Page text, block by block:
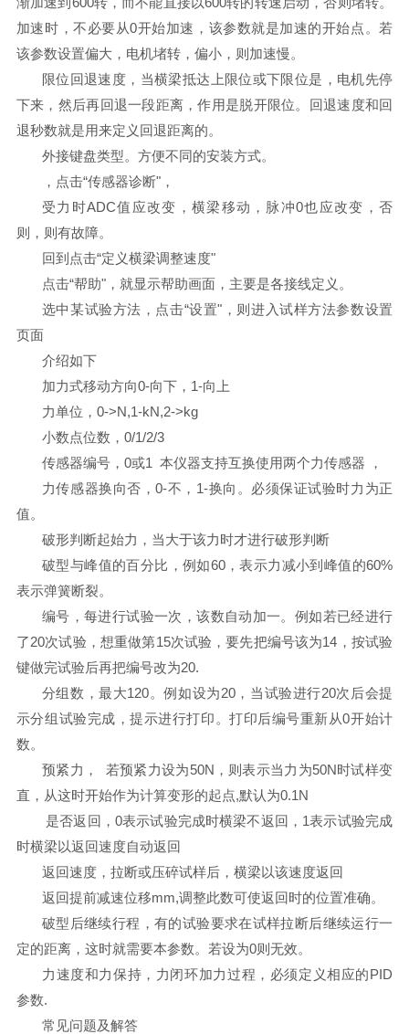
加速时，不必要从0开始加速，该参数就是加速的开始点。若
该参数设置偏大，电机堵转，偏小，则加速慢。
限位回退速度，当横梁抵达上限位或下限位是，电机先停
下来，然后再回退一段距离，作用是脱开限位。回退速度和回
退秒数就是用来定义回退距离的。
外接键盘类型。方便不同的安装方式。
，点击“传感器诊断"，
受力时ADC值应改变，横梁移动，脉冲0也应改变，否
则，则有故障。
回到点击“定义横梁调整速度"
点击“帮助"，就显示帮助画面，主要是各接线定义。
选中某试验方法，点击“设置"，则进入试样方法参数设置
页面
介绍如下
加力式移动方向0-向下，1-向上
力单位，0->N,1-kN,2->kg
小数点位数，0/1/2/3
传感器编号，0或1 本仪器支持互换使用两个力传感器 ，
力传感器换向否，0-不，1-换向。必须保证试验时力为正
值。
破形判断起始力，当大于该力时才进行破形判断
破型与峰值的百分比，例如60，表示力减小到峰值的60%
表示弹簧断裂。
编号，每进行试验一次，该数自动加一。例如若已经进行
了20次试验，想重做第15次试验，要先把编号该为14，按试验
键做完试验后再把编号改为20.
分组数，最大120。例如设为20，当试验进行20次后会提
示分组试验完成，提示进行打印。打印后编号重新从0开始计
数。
预紧力， 若预紧力设为50N，则表示当力为50N时试样变
直，从这时开始作为计算变形的起点,默认为0.1N
是否返回，0表示试验完成时横梁不返回，1表示试验完成
时横梁以返回速度自动返回
返回速度，拉断或压碎试样后，横梁以该速度返回
返回提前减速位移mm,调整此数可使返回时的位置准确。
破型后继续行程，有的试验要求在试样拉断后继续运行一
定的距离，这时就需要本参数。若设为0则无效。
力速度和力保持，力闭环加力过程，必须定义相应的PID
参数.
常见问题及解答